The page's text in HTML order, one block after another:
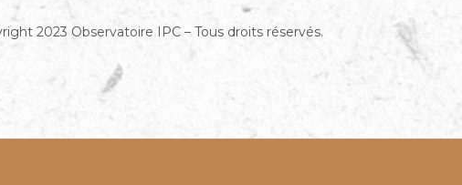
2023 Observatoire IPC – Tous droits réservés.